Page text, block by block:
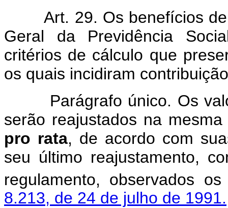
Art. 29. Os benefícios
Geral da Previdência
critérios de cálculo que
os quais incidiram
Parágrafo único. Os
serão reajustados na
pro rata, de acordo com
seu último reajustamento,
regulamento, observados
8.213, de 24 de julho de 1991.